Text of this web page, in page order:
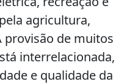
agricultura,
provisão de muitos
interrelacionada,
e qualidade da